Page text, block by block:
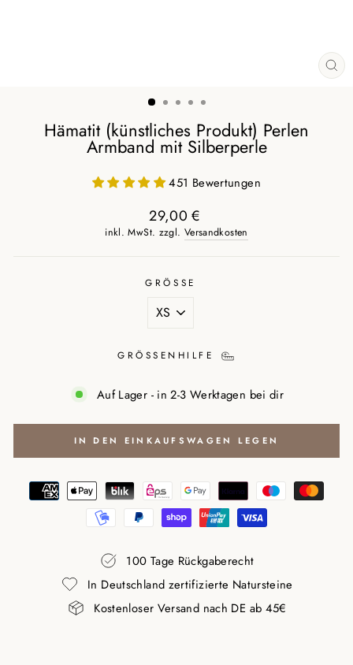
Hämatit (künstliches Produkt) Perlen
Armband mit Silberperle
451 Bewertungen
Normaler
Preis
29,00 €
inkl. MwSt. zzgl. Versandkosten
GRÖSSE
GRÖSSENHILFE
Auf Lager - in 2-3 Werktagen bei dir
IN DEN EINKAUFSWAGEN LEGEN
100 Tage Rückgaberecht
In Deutschland zertifizierte Natursteine
Kostenloser Versand nach DE ab 45€